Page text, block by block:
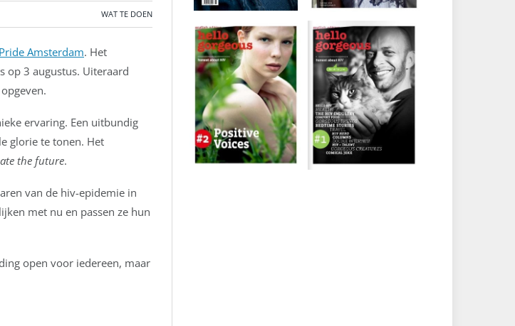
WAT TE DOEN
Pride Amsterdam. Het
op 3 augustus. Uiteraard
ervaring. Een uitbundig
glorie te tonen. Het
the future.
van de hiv-epidemie in
met nu en passen ze hun
open voor iedereen, maar